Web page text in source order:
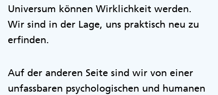
Universum können Wirklichkeit werden.
Wir sind in der Lage, uns praktisch neu zu
erfinden.
Auf der anderen Seite sind wir von einer
unfassbaren psychologischen und humanen